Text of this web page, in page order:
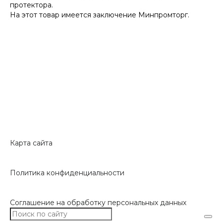
протектора.
На этот товар имеется заключение Минпромторг.
Карта сайта
Политика конфиденциальности
Соглашение на обработку персональных данных